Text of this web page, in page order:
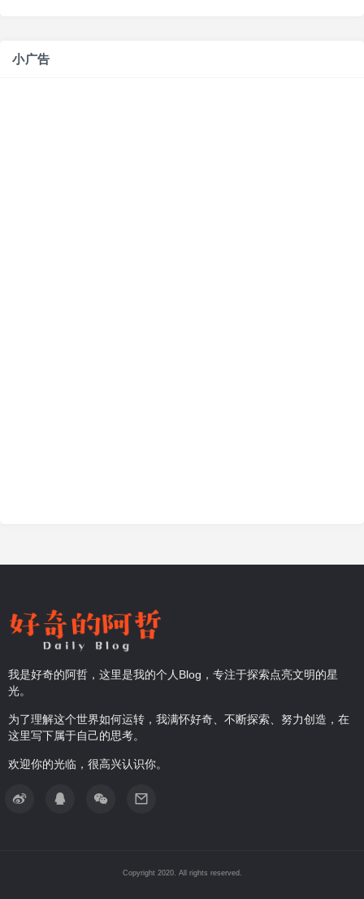
小广告
我是好奇的阿哲，这里是我的个人Blog，专注于探索点亮文明的星
光。
为了理解这个世界如何运转，我满怀好奇、不断探索、努力创造，在
这里写下属于自己的思考。
欢迎你的光临，很高兴认识你。
Copyright 2020. All rights reserved.